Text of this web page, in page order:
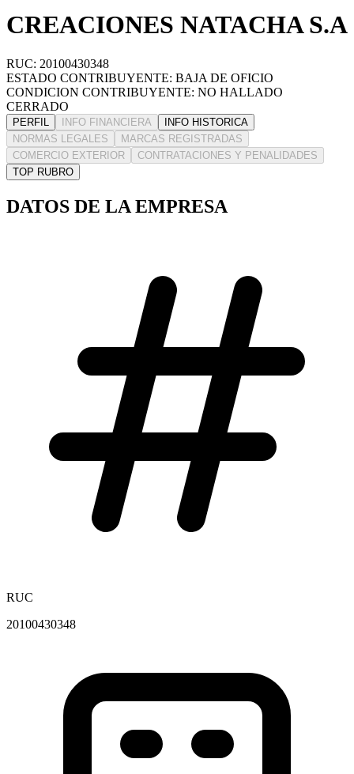
CREACIONES NATACHA S.A
RUC: 20100430348
ESTADO CONTRIBUYENTE: BAJA DE OFICIO
CONDICION CONTRIBUYENTE: NO HALLADO
CERRADO
PERFIL INFO FINANCIERA
INFO HISTORICA
NORMAS LEGALES
MARCAS REGISTRADAS
COMERCIO EXTERIOR
CONTRATACIONES Y PENALIDADES
TOP RUBRO
DATOS DE LA EMPRESA
RUC
20100430348